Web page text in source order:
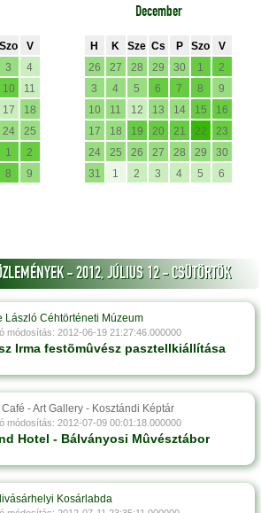
Szo
V
3
4
10
11
17
18
24
25
1
2
8 9
December
H K Sze Cs P Szo
V
26
27 28 29 30 1
2
3
4 5 6 7 8
9
10
11 12 13 14 15
16
17
18 19 20 21 22
23
24
25 26 27 28 29
30
31
1 2 3 4 5 6
- 2012, JÚLIUS 12 - CSÜTÖRTÖK
László Céhtörténeti Múzeum
módosítás: 2012-06-19 21:27:46.000000
Irma festõmûvész pasztellkiállítása
- Art Gallery - Kosztándi Képtár
módosítás: 2012-07-09 00:01:18.000000
Hotel - Bálványosi Mûvésztábor
Kosárlabda